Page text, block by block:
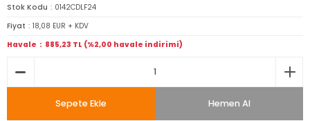
Stok Kodu
0142CDLF24
Fiyat
18,08 EUR + KDV
Havale
885,23 TL (%2,00 havale indirimi)
Sepete Ekle Hemen Al